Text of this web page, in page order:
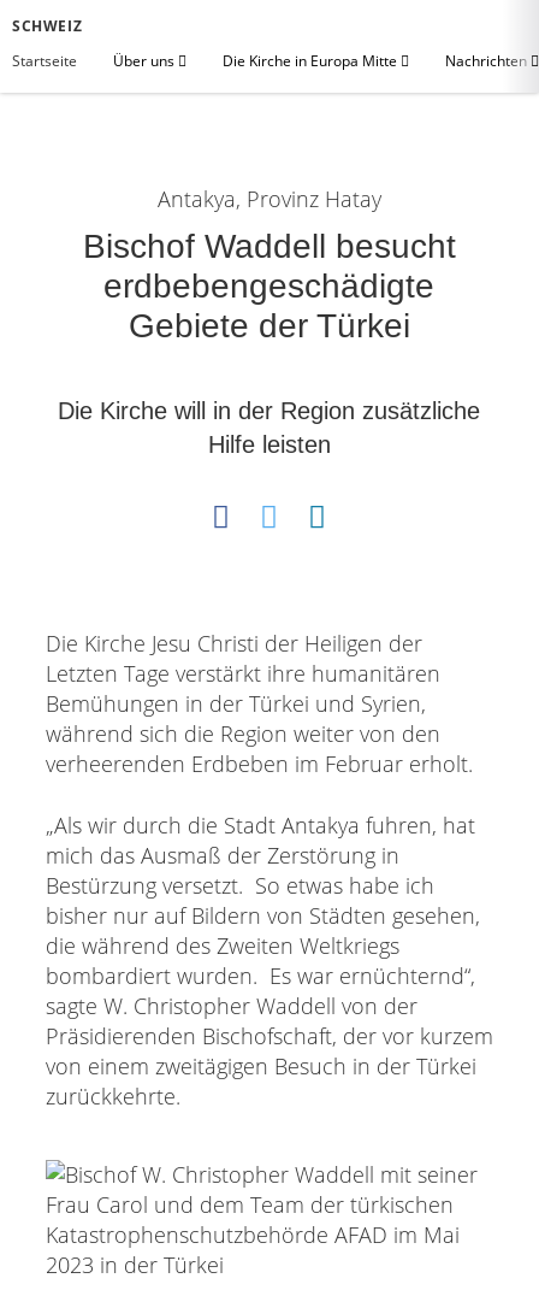
SCHWEIZ
Startseite
Über uns Die Kirche in Europa Mitte Nachrichten
Antakya, Provinz Hatay
Bischof Waddell besucht
erdbebengeschädigte
Gebiete der Türkei
Die Kirche will in der Region zusätzliche
Hilfe leisten
Die Kirche Jesu Christi der Heiligen der
Letzten Tage verstärkt ihre humanitären
Bemühungen in der Türkei und Syrien,
während sich die Region weiter von den
verheerenden Erdbeben im Februar erholt.
„Als wir durch die Stadt Antakya fuhren, hat
mich das Ausmaß der Zerstörung in
Bestürzung versetzt. So etwas habe ich
bisher nur auf Bildern von Städten gesehen,
die während des Zweiten Weltkriegs
bombardiert wurden. Es war ernüchternd“,
sagte W. Christopher Waddell von der
Präsidierenden Bischofschaft, der vor kurzem
von einem zweitägigen Besuch in der Türkei
zurückkehrte.